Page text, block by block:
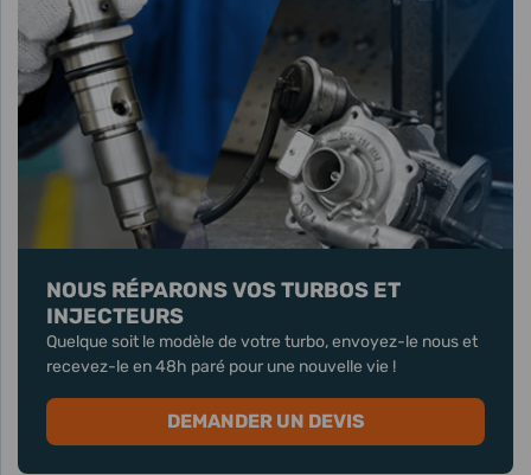
NOUS RÉPARONS VOS TURBOS ET
INJECTEURS
Quelque soit le modèle de votre turbo, envoyez-le nous et
recevez-le en 48h paré pour une nouvelle vie !
DEMANDER UN DEVIS